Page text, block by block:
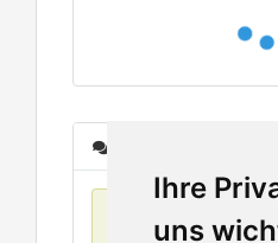
Ihre
uns
Keine Einträge